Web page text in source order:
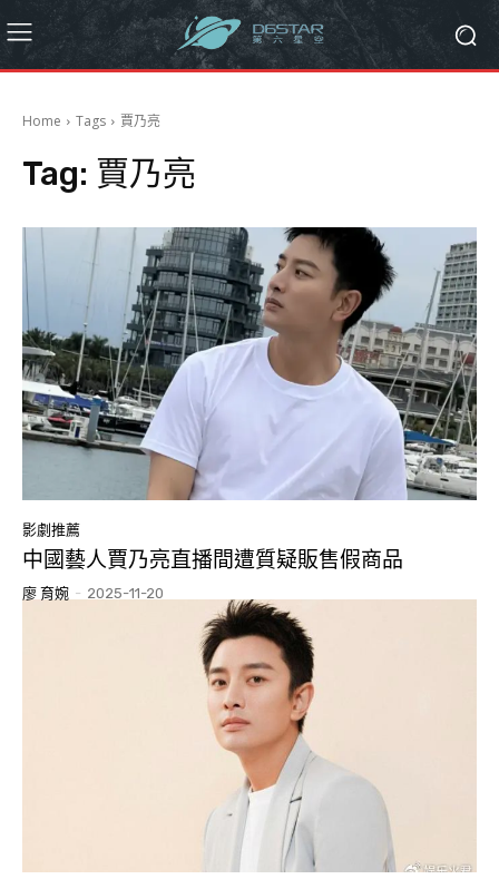
Home Tags 賈乃亮
Tag: 賈乃亮
影劇推薦
中國藝人賈乃亮直播間遭質疑販售假商品
廖 育婉 - 2025-11-20